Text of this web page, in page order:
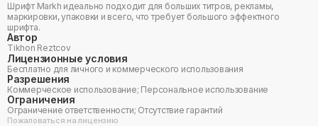
Шрифт Markh идеально подходит для больших титров, рекламы,
маркировки, упаковки и всего, что требует большого эффектного
шрифта.
Автор
Tikhon Reztcov
Лицензионные условия
Бесплатно для личного и коммерческого использования
Разрешения
Коммерческое использование; Персональное использование
Ограничения
Ограничение ответственности; Отсутствие гарантий
Пожаловаться на лицензию